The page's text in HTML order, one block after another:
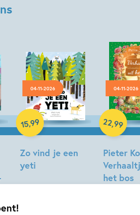
04-11-2026
Zo vind je een
yeti
15,99
Hardcover
04-11-2026
Pieter
het bos
22,99
Hardcover